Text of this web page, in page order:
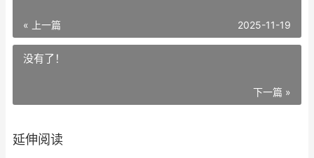
« 上一篇 2025-11-19
没有了！
下一篇 »
延伸阅读